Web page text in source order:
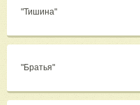
"Тишина"
"Братья"